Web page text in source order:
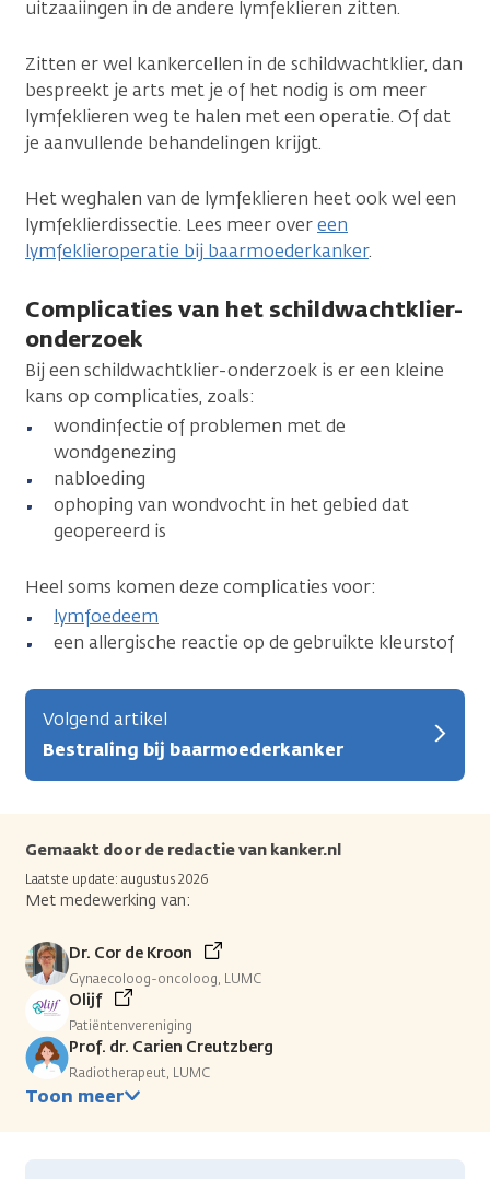
uitzaaiingen in de andere lymfeklieren zitten.
Zitten er wel kankercellen in de schildwachtklier, dan
bespreekt je arts met je of het nodig is om meer
lymfeklieren weg te halen met een operatie. Of dat
je aanvullende behandelingen krijgt.
Het weghalen van de lymfeklieren heet ook wel een
lymfeklierdissectie. Lees meer overeen
lymfeklieroperatie bij baarmoederkanker.
Complicaties van het schildwachtklier-
onderzoek
Bij een schildwachtklier-onderzoek is er een kleine
kans op complicaties, zoals:
wondinfectie of problemen met de
wondgenezing
nabloeding
ophoping van wondvocht in het gebied dat
geopereerd is
Heel soms komen deze complicaties voor:
lymfoedeem
een allergische reactie op de gebruikte kleurstof
Volgend artikel
Bestraling bij baarmoederkanker
Gemaakt door de redactie van kanker.nl
Laatste update: augustus 2026
Met medewerking van:
Dr. Cor de Kroon
Gynaecoloog-oncoloog, LUMC
Olijf
Patiëntenvereniging
Prof. dr. Carien Creutzberg
Radiotherapeut, LUMC
Toon meer